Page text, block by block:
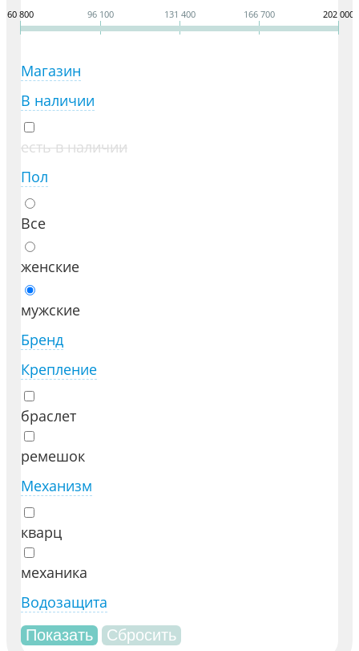
60 800 96 100 131 400 166 700 202 000
Магазин
В наличии
есть в наличии
Пол
Все
женские
мужские
Бренд
Крепление
браслет
ремешок
Механизм
кварц
механика
Водозащита